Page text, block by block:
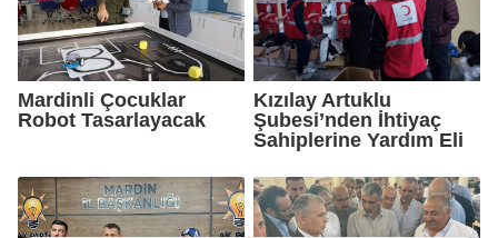
Mardinli Çocuklar
Robot Tasarlayacak
Kızılay Artuklu
Şubesi’nden İhtiyaç
Sahiplerine Yardım Eli